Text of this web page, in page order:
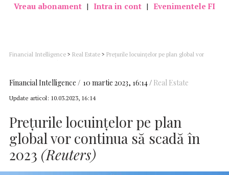
Vreau abonament | Intra in cont | Evenimentele FI
Financial Intelligence > Real Estate > Preţurile locuinţelor pe plan global vor
Financial Intelligence 10 martie 2023, 16:14 Real Estate
Update articol: 10.03.2023, 16:14
Preţurile locuinţelor pe plan
global vor continua să scadă în
2023 (Reuters)